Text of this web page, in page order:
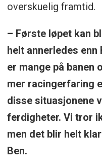
overskuelig framtid.
– Første løpet kan
helt annerledes
er mange på banen
mer racingerfaring
disse situasjonene
ferdigheter. Vi tror
men det blir helt
Ben.